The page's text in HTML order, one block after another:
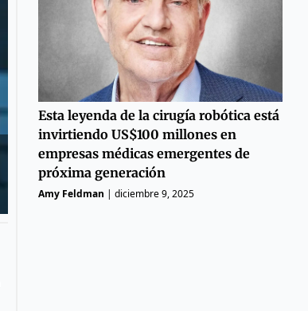
Esta leyenda de la cirugía robótica está
invirtiendo US$100 millones en
empresas médicas emergentes de
próxima generación
Amy Feldman | diciembre 9, 2025